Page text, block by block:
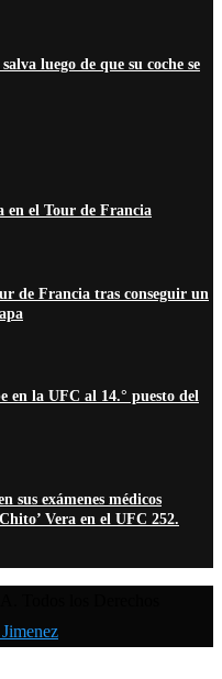
luego de que su coche se
en el Tour de Francia
de Francia tras conseguir un
en la UFC al 14.° puesto del
sus exámenes médicos
Vera en el UFC 252.